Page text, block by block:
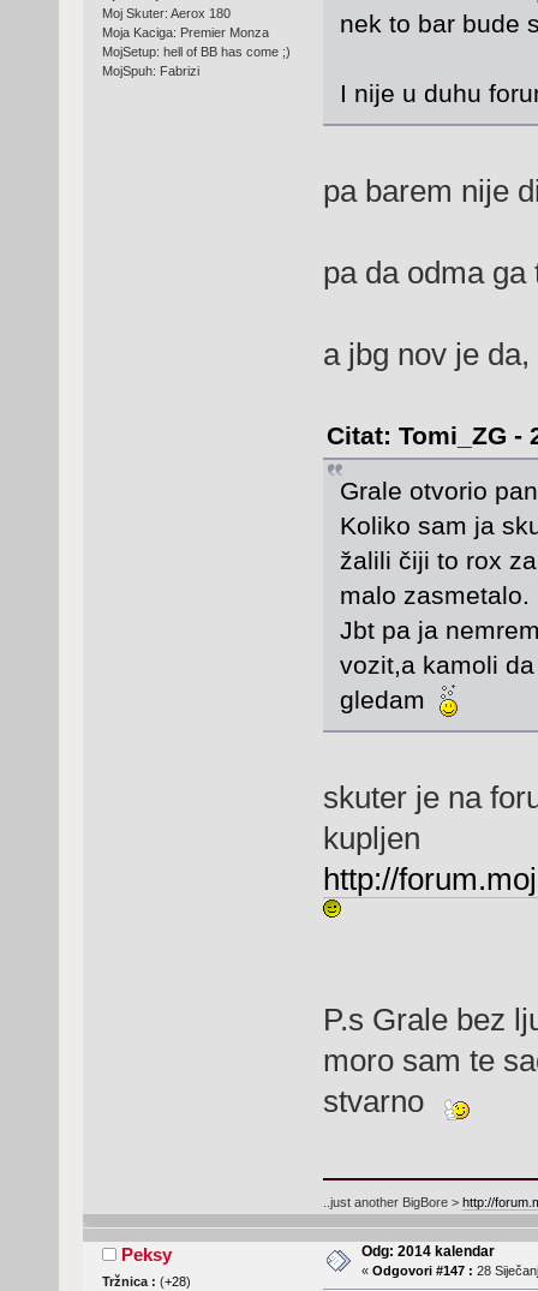
Moj Skuter: Aerox 180
Moja Kaciga: Premier Monza
MojSetup: hell of BB has come ;)
MojSpuh: Fabrizi
nek to bar bude
I nije u duhu
pa barem nije
pa da odma
a jbg nov je
Citat: Tomi_ZG -
Grale otvorio
Koliko sam ja
žalili čiji to rox
malo zasmetalo.
Jbt pa ja
vozit,a kamoli
gledam
skuter je na
kupljen
http://
P.s Grale bez
moro sam te
stvarno
..just another BigBore > http://
Peksy
Tržnica : (+28)
Odg: 2014 kalendar
« Odgovori #147 : 28